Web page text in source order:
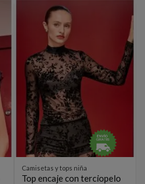
Camisetas y tops niña
Top encaje con terciopelo